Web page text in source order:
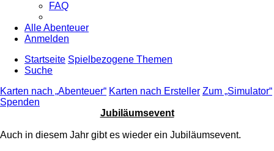
FAQ
Alle Abenteuer
Anmelden
Startseite Spielbezogene Themen
Suche
Karten nach „Abenteuer“ Karten nach Ersteller Zum „Simulator“
Spenden
Jubiläumsevent
Auch in diesem Jahr gibt es wieder ein Jubiläumsevent.